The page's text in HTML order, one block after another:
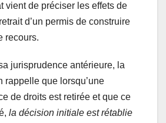
vient de préciser les effets de
d’un permis de construire
recours.
jurisprudence antérieure, la
rappelle que lorsqu’une
de droits est retirée et que ce
la décision initiale est rétablie